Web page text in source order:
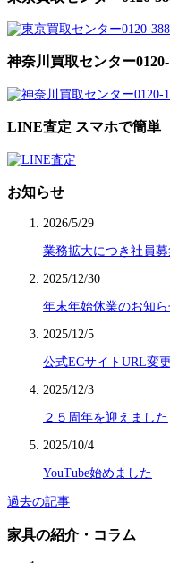
神奈川買取センター0120-
LINE査定 スマホで簡単
お知らせ
2026/5/29
業務拡大につき社員
2025/12/30
年末年始休業のお知
2025/12/5
公式ECサイトURL変
2025/12/3
２５周年を迎えました
2025/10/4
YouTube始めました
過去の記事
家具の紹介・コラム